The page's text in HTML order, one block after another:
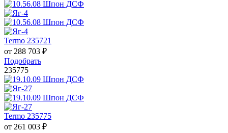
Termo 235721
от 288 703 ₽
Подобрать
235775
Termo 235775
от 261 003 ₽